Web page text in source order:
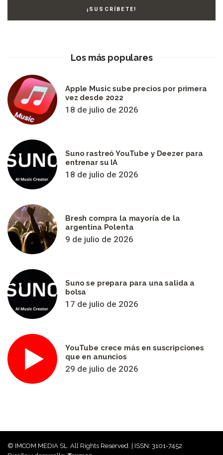
Los más populares
Apple Music sube precios por primera
vez desde 2022
18 de julio de 2026
Suno rastreó YouTube y Deezer para
entrenar su IA
18 de julio de 2026
Bresh compra la mayoría de la
argentina Polenta
9 de julio de 2026
Suno se prepara para una salida a
bolsa
17 de julio de 2026
YouTube crece más en suscripciones
que en anuncios
29 de julio de 2026
© IMCOM MEDIA SL. All Rights Reserved. | ISSN: 3101-7452